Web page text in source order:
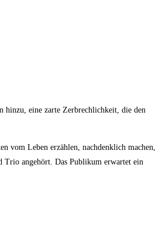
hinzu, eine zarte Zerbrechlichkeit, die den
vom Leben erzählen, nachdenklich machen,
Trio angehört. Das Publikum erwartet ein